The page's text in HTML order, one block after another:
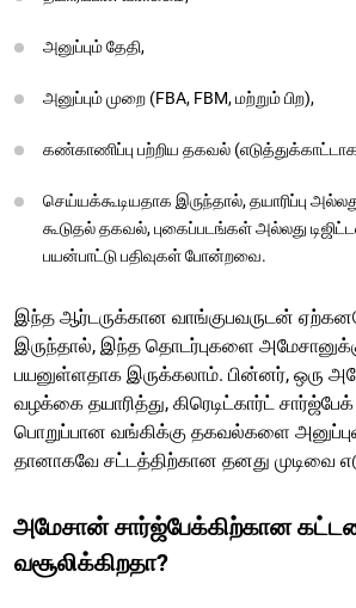
அனுப்பும் தேதி,
அனுப்பும் முறை (FBA, FBM, மற்றும் பிற),
கண்காணிப்பு பற்றிய தகவல்
செய்யக்கூடியதாக இருந்தால், தயாரிப்பு
கூடுதல் தகவல், புகைப்படங்கள் அல்லது
பயன்பாட்டு பதிவுகள் போன்றவை.
இந்த ஆர்டருக்கான வாங்குபவருடன்
இருந்தால், இந்த தொடர்புகளை
பயனுள்ளதாக இருக்கலாம். பின்னர், ஒரு
வழக்கை தயாரித்து, கிரெடிட்கார்ட்
பொறுப்பான வங்கிக்கு தகவல்களை
தானாகவே சட்டத்திற்கான தனது முடிவை
அமேசான் சார்ஜ்பேக்கிற்கான
வசூலிக்கிறதா?